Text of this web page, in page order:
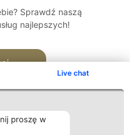
Live chat
proszę w
Sprawdź naszą
najlepszych!